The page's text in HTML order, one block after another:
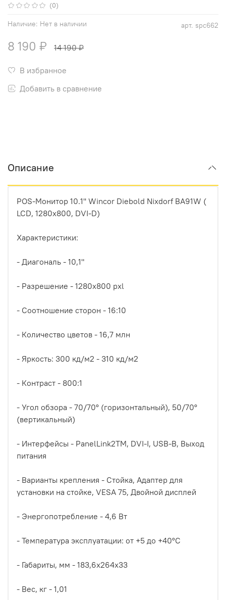
(0)
арт. spc662
Наличие: Нет в наличии
8 190 ₽ 14 190 ₽
В избранное
Добавить в сравнение
Описание
POS-Монитор 10.1'' Wincor Diebold Nixdorf BA91W (
LCD, 1280x800, DVI-D)
Характеристики:
- Диагональ - 10,1"
- Разрешение - 1280х800 pxl
- Соотношение сторон - 16:10
- Количество цветов - 16,7 млн
- Яркость: 300 кд/м2 - 310 кд/м2
- Контраст - 800:1
- Угол обзора - 70/70° (горизонтальный), 50/70°
(вертикальный)
- Интерфейсы - PanelLink2TM, DVI-I, USB-B, Выход
питания
- Варианты крепления - Стойка, Адаптер для
установки на стойке, VESA 75, Двойной дисплей
- Энергопотребление - 4,6 Вт
- Температура эксплуатации: от +5 до +40°C
- Габариты, мм - 183,6x264x33
- Вес, кг - 1,01